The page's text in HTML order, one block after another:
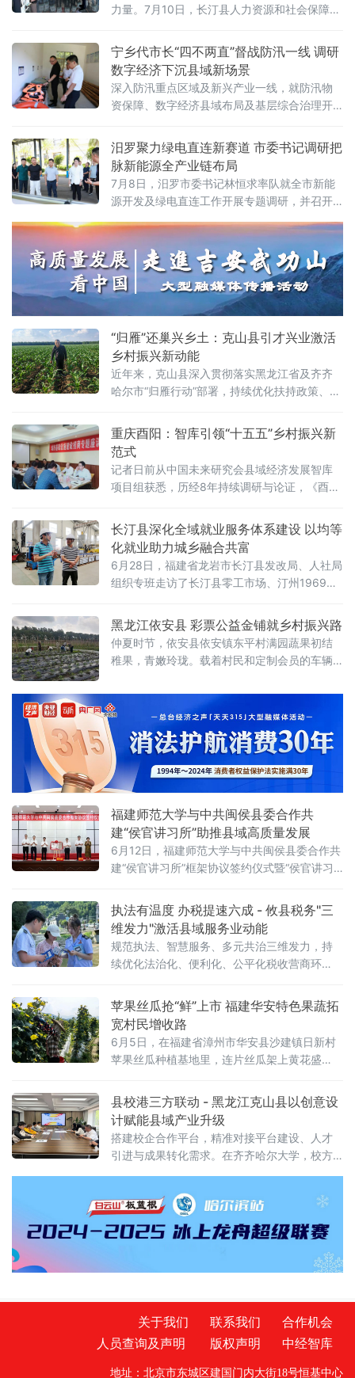
力量。7月10日，长汀县人力资源和社会保障局
赋能·智造无限——2026届‘稀’望生入职欢迎仪
式暨入职引导周训练营”活动，134名应届高校
毕业生正式入驻金龙稀土，开启职业生涯。这
是长汀县深化产才融合、推动稀土产业高质量
发展的又一务实举措。
宁乡代市长“四不两直”督战防汛一线 调研
数字经济下沉县域新场景
深入防汛重点区域及新兴产业一线，就防汛物
资保障、数字经济县域布局及基层综合治理开
值洞庭湖流域主汛期关键节点，湘江支流沩水
水位持续处于高位运行状态。在宁乡城区防汛
重点工程白马桥水库，刘亮实地察看库区水位
变化与堤防安全，重点检查防汛物资储备仓
库，逐一核验抢险物料、救生器材等关键物资
的种
汨罗聚力绿电直连新赛道 市委书记调研把
脉新能源全产业链布局
7月8日，汨罗市委书记林恒求率队就全市新能
源开发及绿电直连工作开展专题调研，并召开
领导何厚德、冯勇刚、杨盛、张勇、谢加旺参
加调研及座谈。作为湖南省重要的新能源产业
集聚区，汨罗近年来在光伏发电、风光储一体
化等领域加速布局，绿电直连试点工作亦进入
关键攻关期。调研当日，林恒求一行先后深入
光储一体化基地及
“归雁”还巢兴乡土：克山县引才兴业激活
乡村振兴新动能
近年来，克山县深入贯彻落实黑龙江省及齐齐
哈尔市“归雁行动”部署，持续优化扶持政策、完
着大批在外人才回归乡土、创办实体，当地逐
步形成情感归乡、项目落地与资金回流的良性
互动格局，有效带动周边村民就近就业、稳定
增收，为乡村振兴注入了持续动能。
重庆酉阳：智库引领“十五五”乡村振兴新
范式
记者日前从中国未来研究会县域经济发展智库
项目组获悉，历经8年持续调研与论证，《酉阳
式出炉。该项目拟定总投资174.5亿元，涵盖绿
色能源、零碳产业、基础设施、特色农业等十
余个重点领域，旨在以“带政策、带资金、带项
目”的方式探索一条可复制的县域经济高质量发
展路径。破题县域经济：从“沉睡资源”到“造血
长汀县深化全域就业服务体系建设 以均等
化就业助力城乡融合共富
6月28日，福建省龙岩市长汀县发改局、人社局
组织专班走访了长汀县零工市场、汀州1969文
地、绿色建材产业园、铝材绿色循环利用产业
园多处点位，实地探访城乡就业服务、企业用
工保障一线实情。在省重点项目—长汀铝材绿
色循环利用产业园现场，模架、铝模生产、挤
道工序
黑龙江依安县 彩票公益金铺就乡村振兴路
仲夏时节，依安县依安镇东平村满园蔬果初结
稚果，青嫩玲珑。载着村民和定制会员的车辆
彩票公益金重点支持的运输道路于去年10月建
成通车，历经一冬一夏，道路带来的发展红利
全面释放，当地定制农业迎来焕然一新的发展
局面。
福建师范大学与中共闽侯县委合作共
建“侯官讲习所”助推县域高质量发展
6月12日，福建师范大学与中共闽侯县委合作共
建“侯官讲习所”框架协议签约仪式暨“侯官讲习
行。福建师范大学党委书记凌启淡，闽侯县领
导吴永忠、刘钟、陈华等参加。
执法有温度 办税提速六成 - 攸县税务"三
维发力"激活县域服务业动能
规范执法、智慧服务、多元共治三维发力，持
续优化法治化、便利化、公平化税收营商环
针对服务业市场主体体量偏小、涉税专业能力
和经营抗风险能力偏弱的行业特征，攸县税务
局推行刚柔并济监管模式，创新建立全景式画
像、说理式普
苹果丝瓜抢“鲜”上市 福建华安特色果蔬拓
宽村民增收路
6月5日，在福建省漳州市华安县沙建镇日新村
苹果丝瓜种植基地里，连片丝瓜架上黄花盛
摘、分拣、打包，一派丰收繁忙景象，首批苹
果丝瓜正式迎来采收上市。
县校港三方联动 - 黑龙江克山县以创意设
计赋能县域产业升级
搭建校企合作平台，精准对接平台建设、人才
引进与成果转化需求。在齐齐哈尔大学，校方
展示了在品牌塑造、产品设计、空间
关于我们 联系我们
合作机会
人员查询及声明
版权声明 中经智库
地址：北京市东城区建国门内大街18号恒基中心